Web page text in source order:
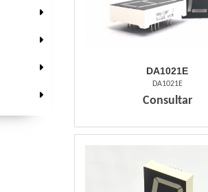
DA1021E
DA1021E
Consultar